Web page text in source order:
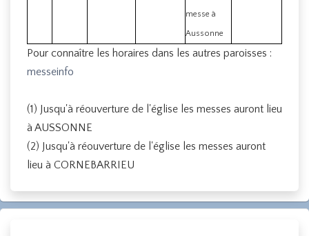
messe à
Aussonne
Pour connaître les horaires dans les autres paroisses :
messeinfo
(1) Jusqu'à réouverture de l'église les messes auront lieu
à AUSSONNE
(2) Jusqu'à réouverture de l'église les messes auront
lieu à CORNEBARRIEU